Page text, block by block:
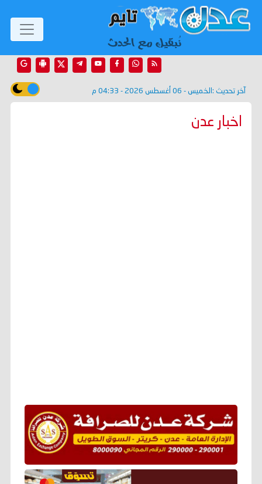
آخر تحديث : الخميس - 06 أغسطس 2026 - 04:33 م
اخبار عدن